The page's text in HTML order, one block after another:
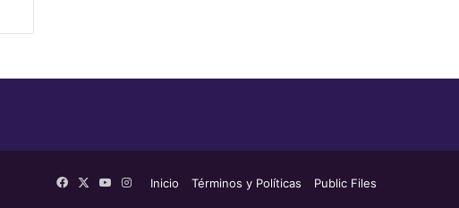
Inicio Términos y Políticas Public Files
Facebook
X YouTube
Instagram